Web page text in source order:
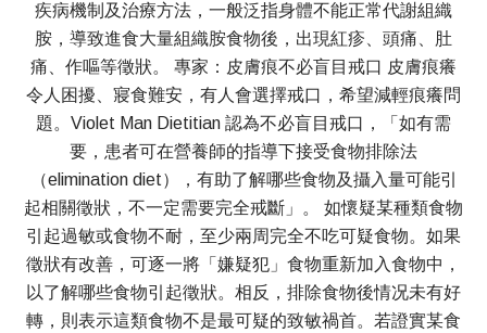
疾病機制及治療方法，一般泛指身體不能正常代謝組織
胺，導致進食大量組織胺食物後，出現紅疹、頭痛、肚
痛、作嘔等徵狀。 專家：皮膚痕不必盲目戒口 皮膚痕癢
令人困擾、寢食難安，有人會選擇戒口，希望減輕痕癢問
題。Violet Man Dietitian 認為不必盲目戒口，「如有需
要，患者可在營養師的指導下接受食物排除法
（elimination diet），有助了解哪些食物及攝入量可能引
起相關徵狀，不一定需要完全戒斷」。 如懷疑某種類食物
引起過敏或食物不耐，至少兩周完全不吃可疑食物。如果
徵狀有改善，可逐一將「嫌疑犯」食物重新加入食物中，
以了解哪些食物引起徵狀。相反，排除食物後情况未有好
轉，則表示這類食物不是最可疑的致敏禍首。若證實某食